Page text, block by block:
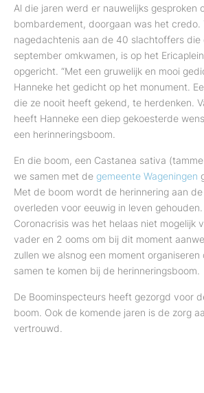
Al die jaren werd er nauwelijks gesproken
bombardement, doorgaan was het credo.
nagedachtenis aan de 40 slachtoffers die
september omkwamen, is op het
opgericht. “Met een gruwelijk en mooi
Hanneke het gedicht op het monument.
die ze nooit heeft gekend, te herdenken.
heeft Hanneke een diep gekoesterde
een herinneringsboom.
En die boom, een Castanea sativa
we samen met de gemeente Wageningen
Met de boom wordt de herinnering aan
overleden voor eeuwig in leven
Coronacrisis was het helaas niet mogelijk
vader en 2 ooms om bij dit moment
zullen we alsnog een moment organiseren
samen te komen bij de herinneringsboom.
De Boominspecteurs heeft gezorgd voor
boom. Ook de komende jaren is de zorg
vertrouwd.